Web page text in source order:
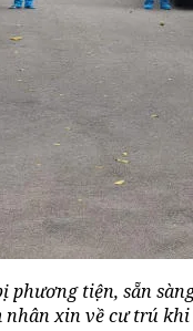
phương tiện, sẵn
nhân xin về cư trú khi